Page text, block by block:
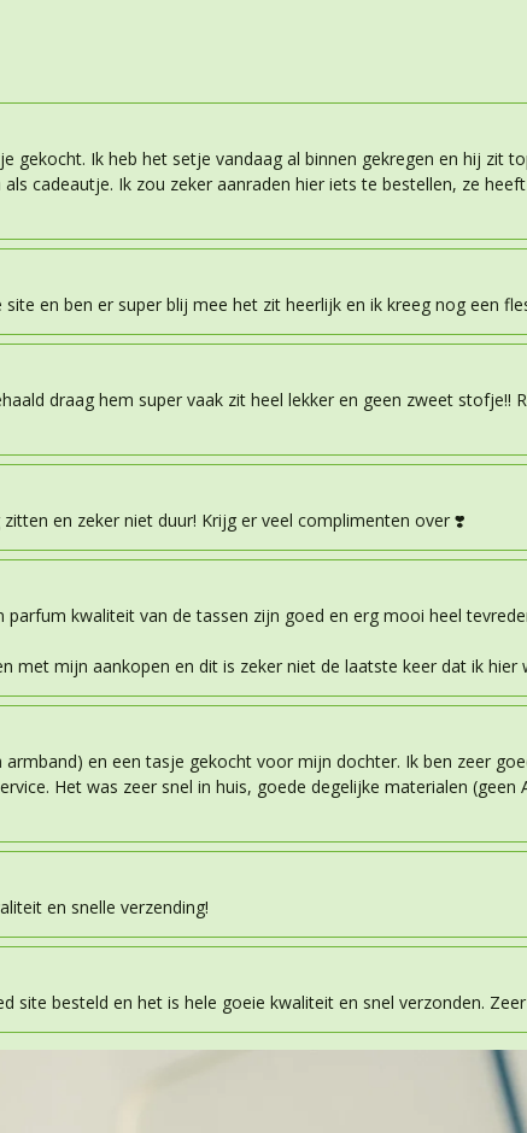
gekocht. Ik heb het setje vandaag al binnen gekregen en hij zit
cadeautje. Ik zou zeker aanraden hier iets te bestellen, ze
en ben er super blij mee het zit heerlijk en ik kreeg nog een
draag hem super vaak zit heel lekker en geen zweet stofje!!
en zeker niet duur! Krijg er veel complimenten over ❣️
parfum kwaliteit van de tassen zijn goed en erg mooi heel
met mijn aankopen en dit is zeker niet de laatste keer dat ik hier
en een tasje gekocht voor mijn dochter. Ik ben zeer
Het was zeer snel in huis, goede degelijke materialen
en snelle verzending!
site besteld en het is hele goeie kwaliteit en snel verzonden.